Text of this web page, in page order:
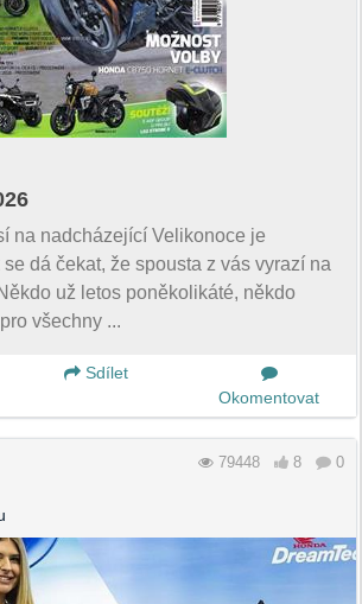
na nadcházející Velikonoce je
dá čekat, že spousta z vás vyrazí na
už letos poněkolikáté, někdo
všechny ...
Sdílet
Okomentovat
79448 8 0